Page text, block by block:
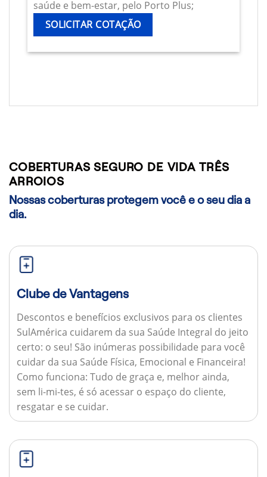
saúde e bem-estar, pelo Porto Plus;
SOLICITAR COTAÇÃO
COBERTURAS SEGURO DE VIDA TRÊS
ARROIOS
Nossas coberturas protegem você e o seu dia a
dia.
Clube de Vantagens
Descontos e benefícios exclusivos para os clientes
SulAmérica cuidarem da sua Saúde Integral do jeito
certo: o seu! São inúmeras possibilidade para você
cuidar da sua Saúde Física, Emocional e Financeira!
Como funciona: Tudo de graça e, melhor ainda,
sem li-mi-tes, é só acessar o espaço do cliente,
resgatar e se cuidar.